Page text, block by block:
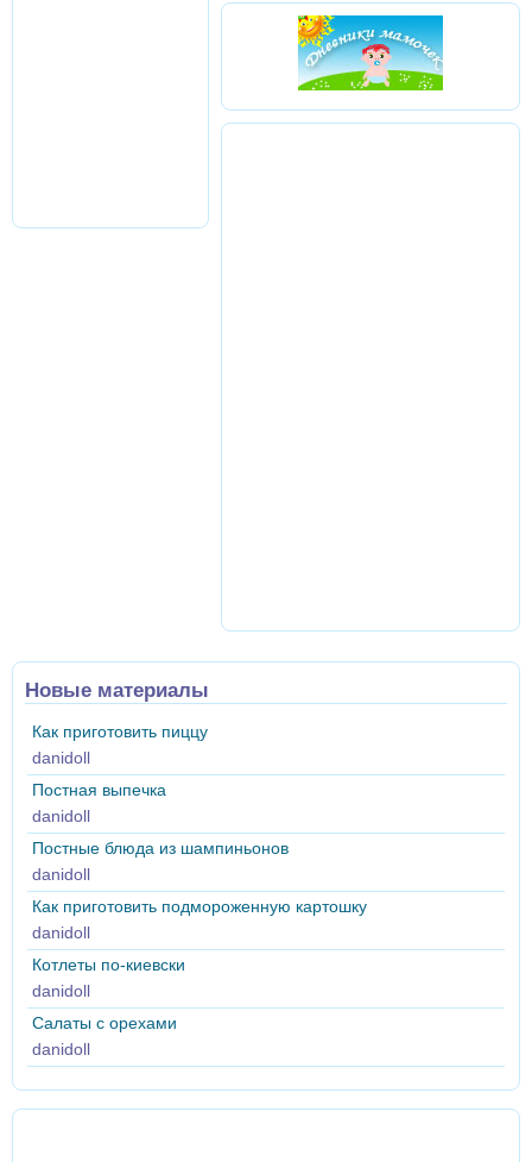
Новые материалы
Как приготовить пиццу
danidoll
Постная выпечка
danidoll
Постные блюда из шампиньонов
danidoll
Как приготовить подмороженную картошку
danidoll
Котлеты по-киевски
danidoll
Салаты с орехами
danidoll